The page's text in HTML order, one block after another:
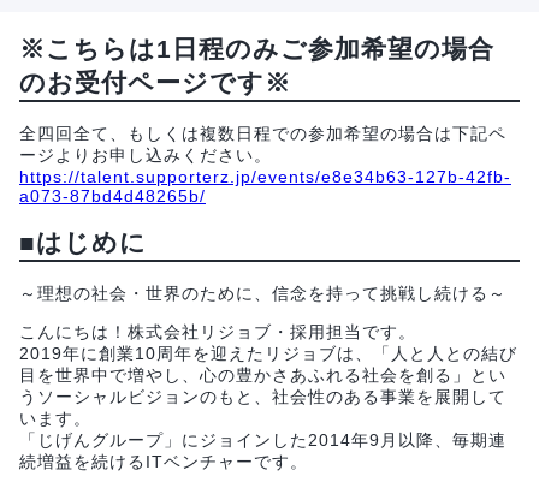
※こちらは1日程のみご参加希望の場合
のお受付ページです※
全四回全て、もしくは複数日程での参加希望の場合は下記ペ
ージよりお申し込みください。
https://talent.supporterz.jp/events/e8e34b63-127b-42fb-
a073-87bd4d48265b/
■はじめに
～理想の社会・世界のために、信念を持って挑戦し続ける～
こんにちは！株式会社リジョブ・採用担当です。
2019年に創業10周年を迎えたリジョブは、「人と人との結び
目を世界中で増やし、心の豊かさあふれる社会を創る」とい
うソーシャルビジョンのもと、社会性のある事業を展開して
います。
「じげんグループ」にジョインした2014年9月以降、毎期連
続増益を続けるITベンチャーです。